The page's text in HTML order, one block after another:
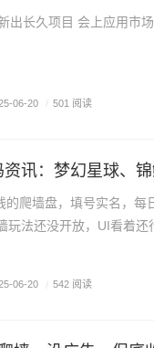
出长久项目 会上应用市
06-20 / 501 阅读
的爬墙盘，填号实名，每
玩法还没开放，UI看着还
06-20 / 542 阅读